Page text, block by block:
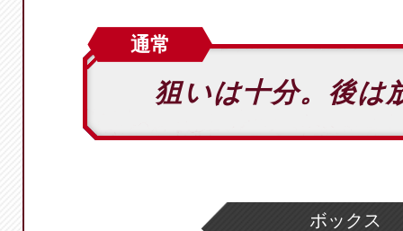
通常
狙いは十分。後は
ボックス